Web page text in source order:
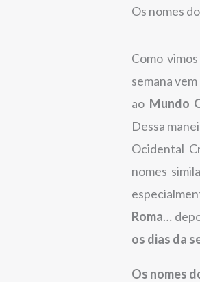
Os nomes
Como
semana
ao Mundo
Dessa
Ocidental
nomes
Roma…
os dias da
Os nomes